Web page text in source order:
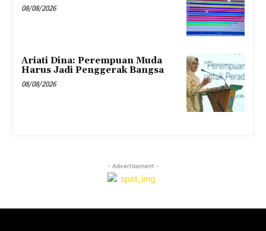
08/08/2026
Ariati Dina: Perempuan Muda
Harus Jadi Penggerak Bangsa
08/08/2026
- Advertisement -